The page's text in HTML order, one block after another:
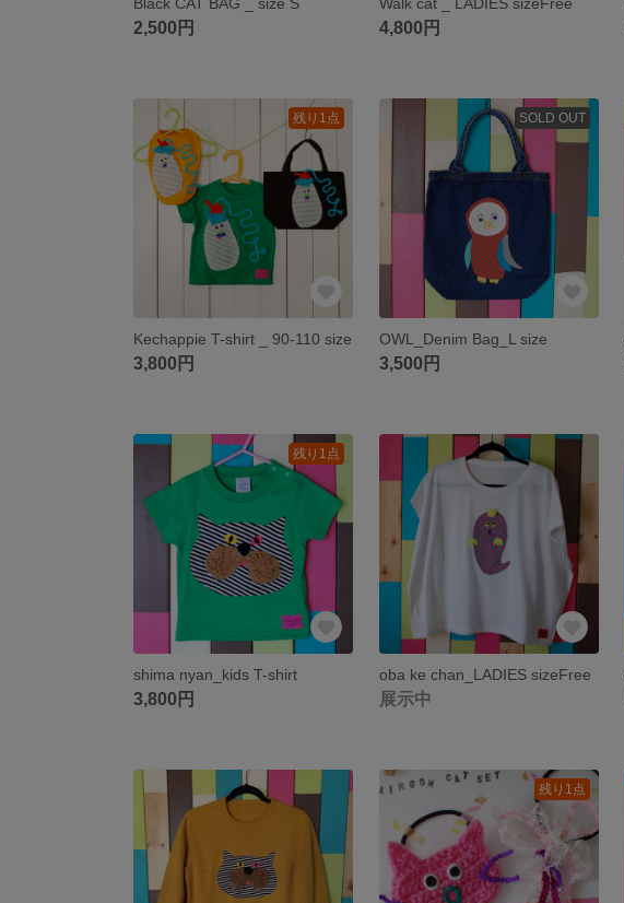
2,500円 4,800円
残り1点
Kechappie T-shirt _ 90-110 size
3,800円
SOLD OUT
OWL_Denim Bag_L size
3,500円
残り1点
shima nyan_kids T-shirt
3,800円
oba ke chan_LADIES sizeFree
展示中
残り1点